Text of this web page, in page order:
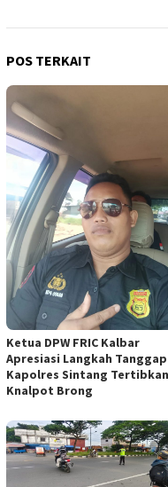
POS TERKAIT
Ketua DPW FRIC Kalbar
Apresiasi Langkah Tanggap
Kapolres Sintang Tertibkan
Knalpot Brong